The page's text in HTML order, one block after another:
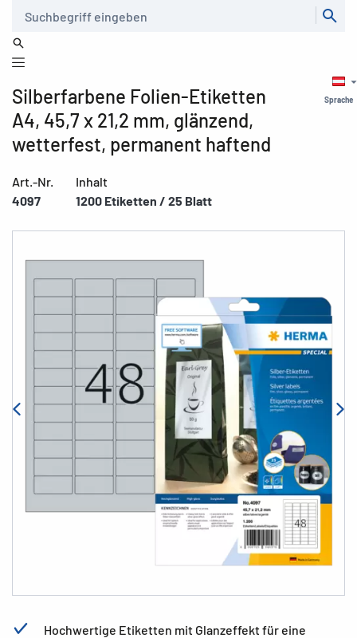
Sprache
Silberfarbene Folien-Etiketten
A4, 45,7 x 21,2 mm, glänzend,
wetterfest, permanent haftend
Art.-Nr.
4097
Inhalt
1200 Etiketten / 25 Blatt
Hochwertige Etiketten mit Glanzeffekt für eine